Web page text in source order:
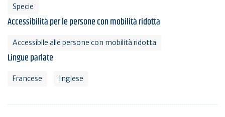
Specie
Accessibilità per le persone con mobilità ridotta
Accessibile alle persone con mobilità ridotta
Lingue parlate
Francese Inglese